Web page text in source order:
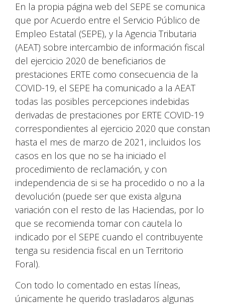
En la propia página web del SEPE se comunica
que por Acuerdo entre el Servicio Público de
Empleo Estatal (SEPE), y la Agencia Tributaria
(AEAT) sobre intercambio de información fiscal
del ejercicio 2020 de beneficiarios de
prestaciones ERTE como consecuencia de la
COVID-19, el SEPE ha comunicado a la AEAT
todas las posibles percepciones indebidas
derivadas de prestaciones por ERTE COVID-19
correspondientes al ejercicio 2020 que constan
hasta el mes de marzo de 2021, incluidos los
casos en los que no se ha iniciado el
procedimiento de reclamación, y con
independencia de si se ha procedido o no a la
devolución (puede ser que exista alguna
variación con el resto de las Haciendas, por lo
que se recomienda tomar con cautela lo
indicado por el SEPE cuando el contribuyente
tenga su residencia fiscal en un Territorio
Foral).
Con todo lo comentado en estas líneas,
únicamente he querido trasladaros algunas